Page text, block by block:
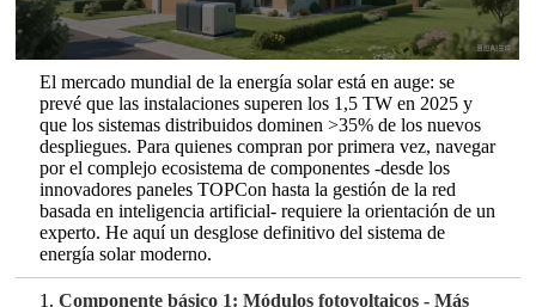
El mercado mundial de la energía solar está en auge: se
prevé que las instalaciones superen los 1,5 TW en 2025 y
que los sistemas distribuidos dominen >35% de los nuevos
despliegues. Para quienes compran por primera vez, navegar
por el complejo ecosistema de componentes -desde los
innovadores paneles TOPCon hasta la gestión de la red
basada en inteligencia artificial- requiere la orientación de un
experto. He aquí un desglose definitivo del sistema de
energía solar moderno.
1.Componente básico 1: Módulos fotovoltaicos - Más